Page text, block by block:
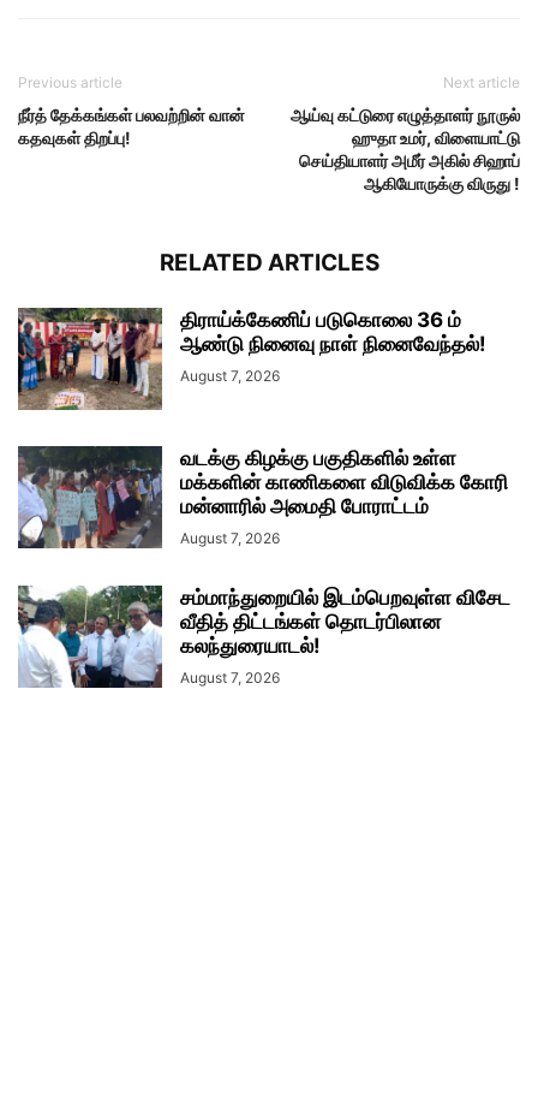
Previous article
நீர்த் தேக்கங்கள் பலவற்றின் வான்
கதவுகள் திறப்பு!
Next article
ஆய்வு கட்டுரை எழுத்தாளர் நூருல்
ஹுதா உமர், விளையாட்டு
செய்தியாளர் அமீர் அகில் சிஹாப்
ஆகியோருக்கு விருது !
RELATED ARTICLES
திராய்க்கேணிப் படுகொலை 36 ம்
ஆண்டு நினைவு நாள் நினைவேந்தல்!
August 7, 2026
வடக்கு கிழக்கு பகுதிகளில் உள்ள
மக்களின் காணிகளை விடுவிக்க கோரி
மன்னாரில் அமைதி போராட்டம்
August 7, 2026
சம்மாந்துறையில் இடம்பெறவுள்ள விசேட
வீதித் திட்டங்கள் தொடர்பிலான
கலந்துரையாடல்!
August 7, 2026